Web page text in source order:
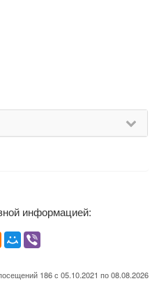
информацией:
186 с 05.10.2021 по 08.08.2026